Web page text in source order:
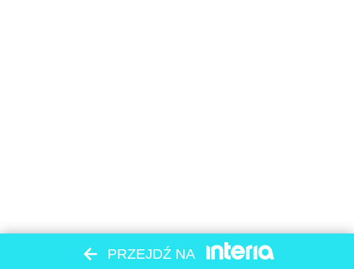
PRZEJDŹ NA